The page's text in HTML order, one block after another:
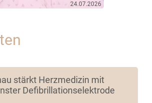
24.07.2026
stärkt Herzmedizin mit
Defibrillationselektrode